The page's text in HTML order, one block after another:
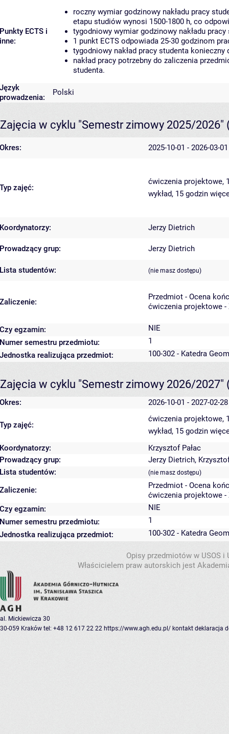
Punkty ECTS i
inne:
roczny wymiar godzinowy nakładu pracy
etapu studiów wynosi 1500-1800 h, co
tygodniowy wymiar godzinowy nakładu
1 punkt ECTS odpowiada 25-30 godzinom
tygodniowy nakład pracy studenta
nakład pracy potrzebny do zaliczenia
studenta.
Język
prowadzenia:
Polski
Zajęcia w cyklu "Semestr zimowy 2025/2026"
Okres: 2025-10-01 - 2026-03-01
Typ zajęć:
ćwiczenia projektowe,
wykład, 15 godzin
Koordynatorzy: Jerzy Dietrich
Prowadzący grup: Jerzy Dietrich
Lista studentów: (nie masz dostępu)
Zaliczenie:
Przedmiot - Ocena
ćwiczenia projektowe -
Czy egzamin:
NIE
Numer semestru przedmiotu:
1
Jednostka realizująca przedmiot:
100-302 - Katedra
Zajęcia w cyklu "Semestr zimowy 2026/2027"
Okres: 2026-10-01 - 2027-02-28
Typ zajęć:
ćwiczenia projektowe,
wykład, 15 godzin
Koordynatorzy:
Krzysztof Pałac
Prowadzący grup:
Jerzy Dietrich,
Lista studentów:
(nie masz dostępu)
Zaliczenie:
Przedmiot - Ocena
ćwiczenia projektowe -
Czy egzamin:
NIE
Numer semestru przedmiotu:
1
Jednostka realizująca przedmiot:
100-302 - Katedra
Opisy przedmiotów w USOS
Właścicielem praw autorskich jest
al. Mickiewicza 30
30-059 Kraków tel: +48 12 617 22 22 https://www.agh.edu.pl/ kontakt deklaracja